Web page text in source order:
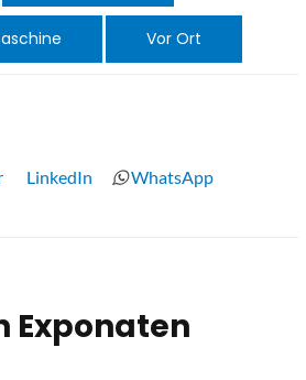
Vor Ort
LinkedIn WhatsApp
Exponaten